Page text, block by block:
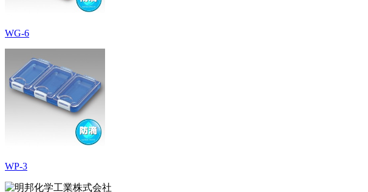
WG-6
WP-3